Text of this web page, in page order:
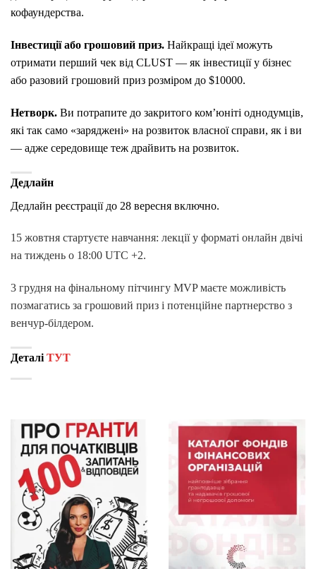
кофаундерства.
Інвестиції або грошовий приз. Найкращі ідеї можуть
отримати перший чек від CLUST — як інвестиції у бізнес
або разовий грошовий приз розміром до $10000.
Нетворк. Ви потрапите до закритого комʼюніті однодумців,
які так само «заряджені» на розвиток власної справи, як і ви
— адже середовище теж драйвить на розвиток.
Дедлайн
Дедлайн реєстрації до 28 вересня включно.
15 жовтня стартуєте навчання: лекції у форматі онлайн двічі
на тиждень о 18:00 UTC +2.
3 грудня на фінальному пітчингу MVP маєте можливість
позмагатись за грошовий приз і потенційне партнерство з
венчур-білдером.
Деталі ТУТ